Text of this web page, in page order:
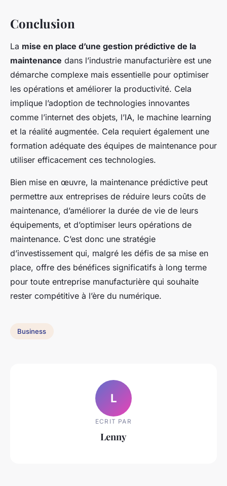
Conclusion
La mise en place d’une gestion prédictive de la
maintenance dans l’industrie manufacturière est une
démarche complexe mais essentielle pour optimiser
les opérations et améliorer la productivité. Cela
implique l’adoption de technologies innovantes
comme l’internet des objets, l’IA, le machine learning
et la réalité augmentée. Cela requiert également une
formation adéquate des équipes de maintenance pour
utiliser efficacement ces technologies.
Bien mise en œuvre, la maintenance prédictive peut
permettre aux entreprises de réduire leurs coûts de
maintenance, d’améliorer la durée de vie de leurs
équipements, et d’optimiser leurs opérations de
maintenance. C’est donc une stratégie
d’investissement qui, malgré les défis de sa mise en
place, offre des bénéfices significatifs à long terme
pour toute entreprise manufacturière qui souhaite
rester compétitive à l’ère du numérique.
Business
L
ECRIT PAR
Lenny